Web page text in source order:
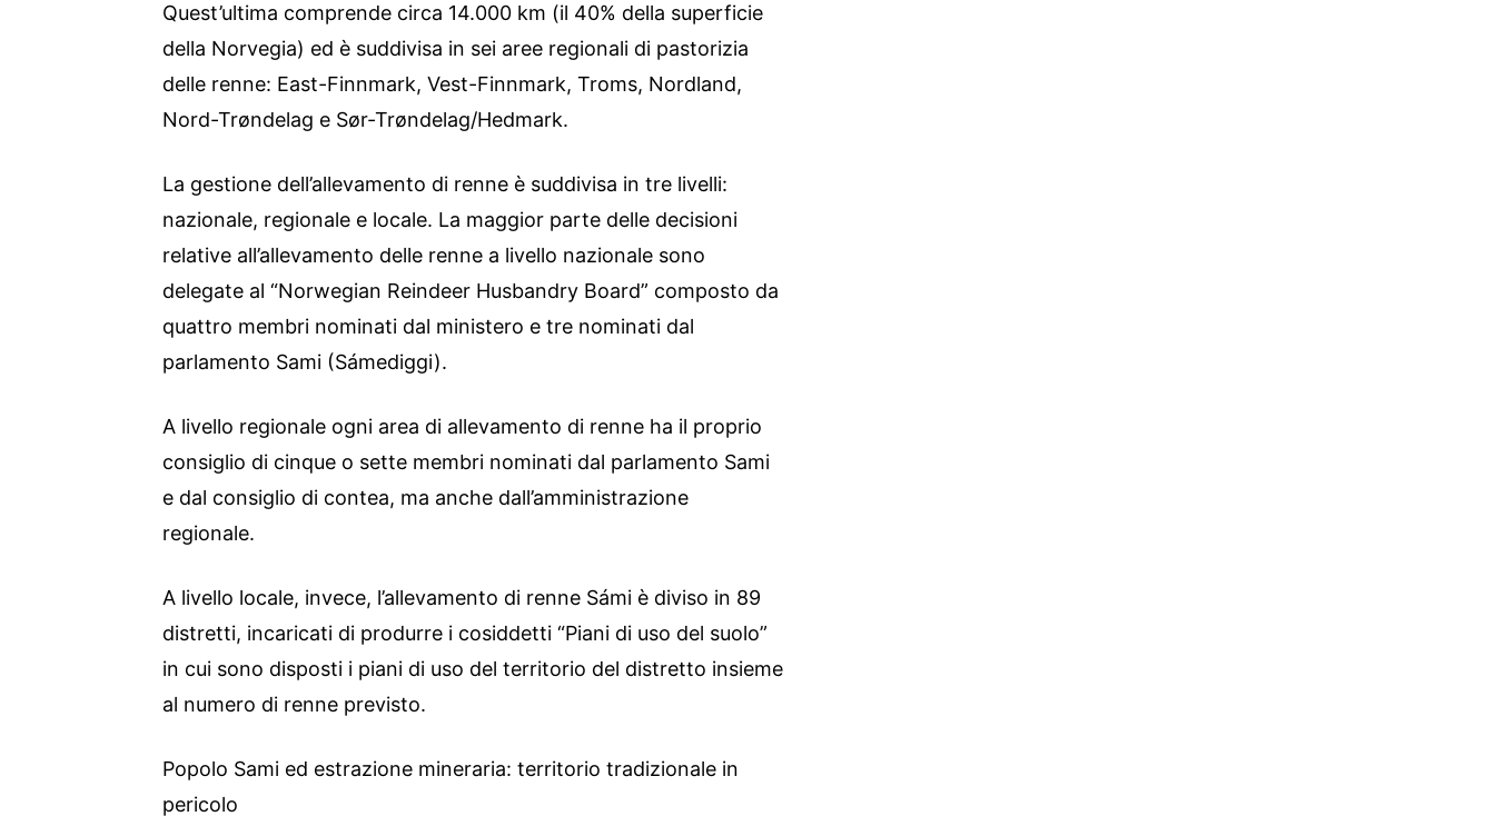
Quest’ultima comprende circa 14.000 km (il 40% della superficie
della Norvegia) ed è suddivisa in sei aree regionali di pastorizia
delle renne: East-Finnmark, Vest-Finnmark, Troms, Nordland,
Nord-Trøndelag e Sør-Trøndelag/Hedmark.
La gestione dell’allevamento di renne è suddivisa in tre livelli:
nazionale, regionale e locale. La maggior parte delle decisioni
relative all’allevamento delle renne a livello nazionale sono
delegate al “Norwegian Reindeer Husbandry Board” composto da
quattro membri nominati dal ministero e tre nominati dal
parlamento Sami (Sámediggi).
A livello regionale ogni area di allevamento di renne ha il proprio
consiglio di cinque o sette membri nominati dal parlamento Sami
e dal consiglio di contea, ma anche dall’amministrazione
regionale.
A livello locale, invece, l’allevamento di renne Sámi è diviso in 89
distretti, incaricati di produrre i cosiddetti “Piani di uso del suolo”
in cui sono disposti i piani di uso del territorio del distretto insieme
al numero di renne previsto.
Popolo Sami ed estrazione mineraria: territorio tradizionale in
pericolo